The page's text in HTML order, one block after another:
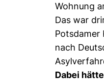
Wohnung
Das war
Potsdamer
nach
Dabei